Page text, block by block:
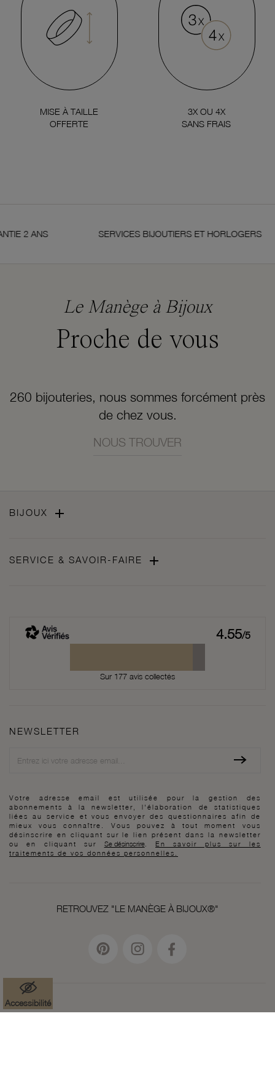
MISE À TAILLE
OFFERTE
3X OU 4X
SANS FRAIS
ANS SERVICES BIJOUTIERS ET HORLOGERS
Le Manège à Bijoux
Proche de vous
260 bijouteries, nous sommes forcément près
de chez vous.
NOUS TROUVER
BIJOUX 
SERVICE & SAVOIR-FAIRE 
4.55/5
Sur 177 avis collectés
NEWSLETTER
Votre adresse email est utilisée pour la gestion des
abonnements à la newsletter, l'élaboration de statistiques
liées au service et vous envoyer des questionnaires afin de
mieux vous connaître. Vous pouvez à tout moment vous
désinscrire en cliquant sur le lien présent dans la newsletter
ou en cliquant sur Se désinscrire.En savoir plus sur les
traitements de vos données personnelles.
RETROUVEZ "LE MANÈGE À BIJOUX®"
Accessibilité